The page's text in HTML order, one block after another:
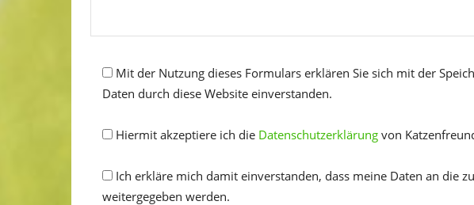
Mit der Nutzung dieses Formulars erklären Sie sich mit der
Daten durch diese Website einverstanden.
Hiermit akzeptiere ich die Datenschutzerklärung von
Ich erkläre mich damit einverstanden, dass meine Daten an die
weitergegeben werden.